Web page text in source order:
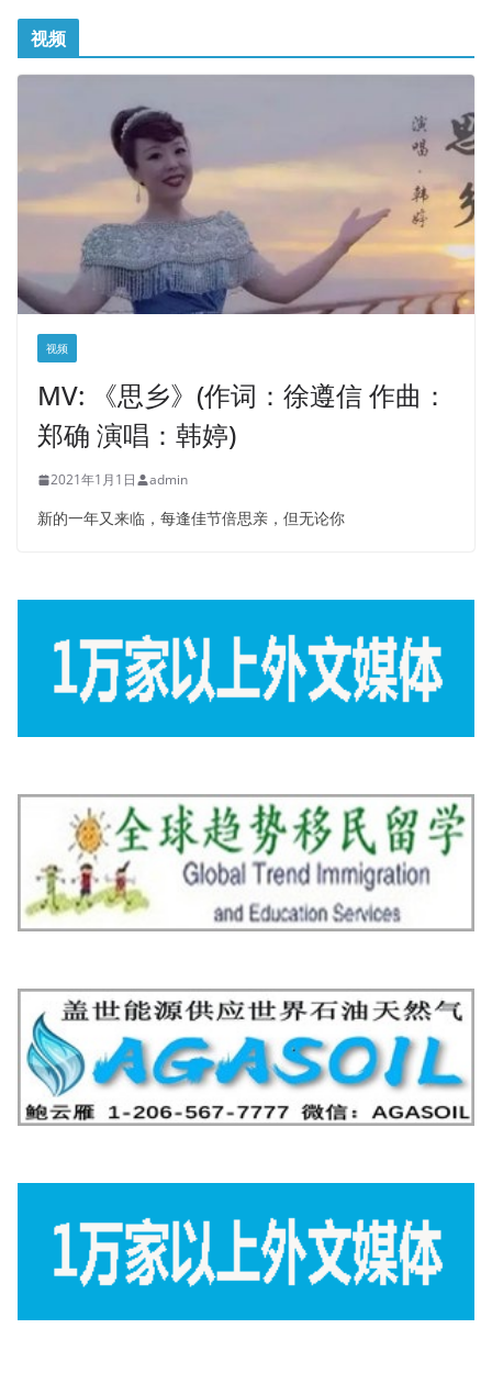
视频
视频
MV: 《思乡》(作词：徐遵信 作曲：
郑确 演唱：韩婷)
2021年1月1日 admin
新的一年又来临，每逢佳节倍思亲，但无论你